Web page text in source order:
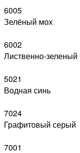
6005
Зелёный мох
6002
Лиственно-зеленый
5021
Водная синь
7024
Графитовый серый
7001